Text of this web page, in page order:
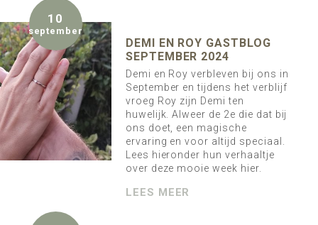
10
september
DEMI EN ROY GASTBLOG
SEPTEMBER 2024
Demi en Roy verbleven bij ons in
September en tijdens het verblijf
vroeg Roy zijn Demi ten
huwelijk. Alweer de 2e die dat bij
ons doet, een magische
ervaring en voor altijd speciaal.
Lees hieronder hun verhaaltje
over deze mooie week hier.
LEES MEER